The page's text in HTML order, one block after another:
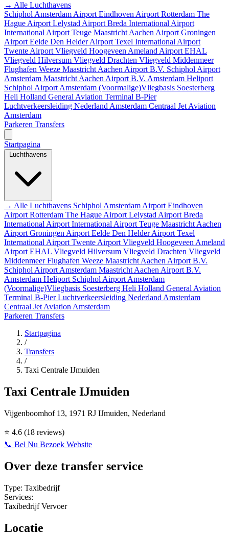
→ Alle Luchthavens
Schiphol Amsterdam Airport Eindhoven Airport Rotterdam The
Hague Airport Lelystad Airport Breda International Airport
International Airport Teuge Maastricht Aachen Airport Groningen
Airport Eelde Den Helder Airport Texel International Airport
Twente Airport Vliegveld Hoogeveen Ameland Airport EHAL
Vliegveld Hilversum Vliegveld Drachten Vliegveld Middenmeer
Flughafen Weeze Maastricht Aachen Airport B.V. Schiphol Airport
Amsterdam Maastricht Aachen Airport B.V. Amsterdam Heliport
Schiphol Airport Amsterdam (Voormalige)Vliegbasis Soesterberg
Heli Holland General Aviation Terminal B-Pier
Luchtverkeersleiding Nederland Amsterdam Centraal Jet Aviation
Amsterdam
Parkeren Transfers
Startpagina
Luchthavens
→ Alle Luchthavens Schiphol Amsterdam Airport Eindhoven
Airport Rotterdam The Hague Airport Lelystad Airport Breda
International Airport International Airport Teuge Maastricht Aachen
Airport Groningen Airport Eelde Den Helder Airport Texel
International Airport Twente Airport Vliegveld Hoogeveen Ameland
Airport EHAL Vliegveld Hilversum Vliegveld Drachten Vliegveld
MiddenmeerFlughafen Weeze Maastricht Aachen Airport B.V.
Schiphol Airport Amsterdam Maastricht Aachen Airport B.V.
Amsterdam Heliport Schiphol Airport Amsterdam
(Voormalige)Vliegbasis Soesterberg Heli Holland General Aviation
Terminal B-PierLuchtverkeersleiding Nederland Amsterdam
Centraal Jet Aviation Amsterdam
Parkeren Transfers
Startpagina
/
Transfers
/
Taxi Centrale IJmuiden
Taxi Centrale IJmuiden
Vijgenboomhof 13, 1971 RJ IJmuiden, Nederland
⭐ 4.6 (18 reviews)
📞 Bel Nu Bezoek Website
Over deze transfer service
Type: Taxibedrijf
Services:
TaxibedrijfVervoer
Locatie